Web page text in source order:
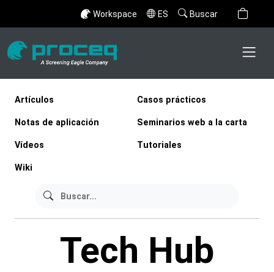
Workspace ES Buscar
Artículos Casos prácticos
Notas de aplicación Seminarios web a la carta
Vídeos Tutoriales
Wiki
Tech Hub